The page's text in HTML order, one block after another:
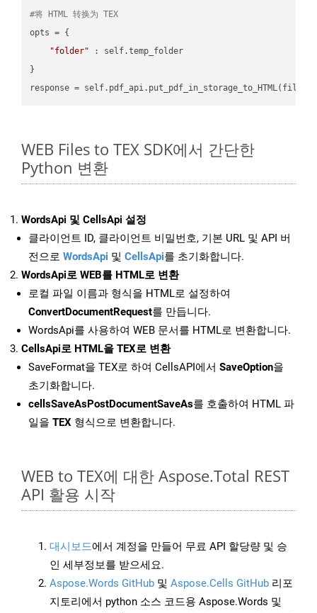
#将 HTML 转换为 TEX
opts = {
"folder" : self.temp_folder
}
WEB Files to TEX SDK에서 간단한
Python 변환
WordsApi 및 CellsApi 설정
클라이언트 ID, 클라이언트 비밀번호, 기본 URL 및 API 버
전으로 WordsApi 및 CellsApi를 초기화합니다.
WordsApi로 WEB를 HTML로 변환
로컬 파일 이름과 형식을 HTML로 설정하여
ConvertDocumentRequest를 만듭니다.
WordsApi를 사용하여 WEB 문서를 HTML로 변환합니다.
CellsApi로 HTML을 TEX로 변환
SaveFormat을 TEX로 하여 CellsAPI에서 SaveOption을
초기화합니다.
cellsSaveAsPostDocumentSaveAs를 호출하여 HTML 파
일을 TEX 형식으로 변환합니다.
WEB to TEX에 대한 Aspose.Total REST
API 활용 시작
대시보드에서 계정을 만들어 무료 API 할당량 및 승
인 세부정보를 받으세요.
Aspose.Words GitHub 및 Aspose.Cells GitHub 리포
지토리에서 python 소스 코드용 Aspose.Words 및